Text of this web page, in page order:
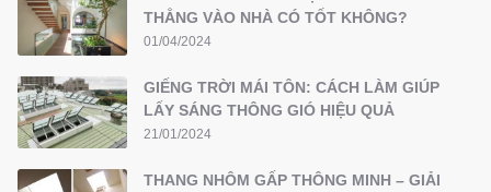
THẲNG VÀO NHÀ CÓ TỐT KHÔNG?
01/04/2024
GIẾNG TRỜI MÁI TÔN: CÁCH LÀM GIÚP
LẤY SÁNG THÔNG GIÓ HIỆU QUẢ
21/01/2024
THANG NHÔM GẤP THÔNG MINH – GIẢI